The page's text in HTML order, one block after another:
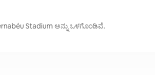
Stadium ಅನ್ನು ಒಳಗೊಂಡಿವೆ.